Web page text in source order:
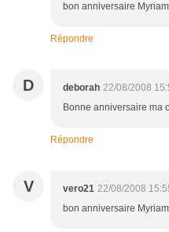
bon anniversaire Myriam
Répondre
D deborah 22/08/2008
Bonne anniversaire ma
Répondre
V vero21 22/08/2008
bon anniversaire